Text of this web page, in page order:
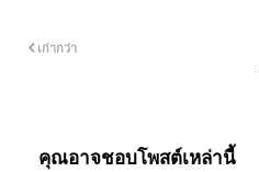
เก่ากว่า
คุณอาจชอบโพสต์เหล่านี้